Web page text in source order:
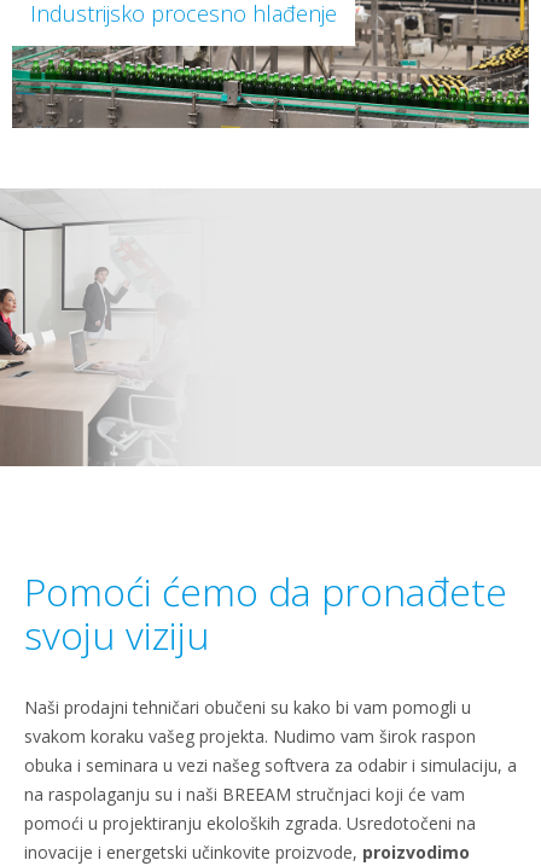
Industrijsko procesno hlađenje
Pomoći ćemo da pronađete
svoju viziju
Naši prodajni tehničari obučeni su kako bi vam pomogli u
svakom koraku vašeg projekta. Nudimo vam širok raspon
obuka i seminara u vezi našeg softvera za odabir i simulaciju, a
na raspolaganju su i naši BREEAM stručnjaci koji će vam
pomoći u projektiranju ekoloških zgrada. Usredotočeni na
inovacije i energetski učinkovite proizvode, proizvodimo